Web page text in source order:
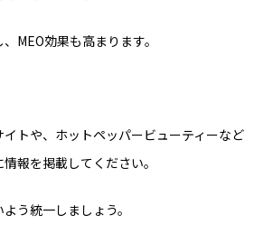
MEO効果も高まります。
トや、ホットペッパービューティーなど
報を掲載してください。
う統一しましょう。